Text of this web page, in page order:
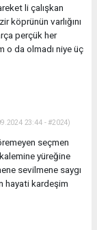
li çalışkan
köprünün varlığını
perçük her
o da olmadı niye üç
23:44 - #2024)
seçmen
yüreğine
sevilmene saygı
hayati kardeşim